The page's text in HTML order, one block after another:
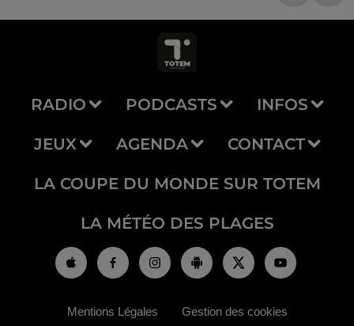
RADIO PODCASTS INFOS
JEUX AGENDA CONTACT
LA COUPE DU MONDE SUR TOTEM
LA MÉTÉO DES PLAGES
Mentions Légales Gestion des cookies